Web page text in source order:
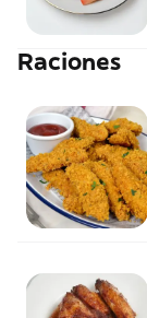
Raciones